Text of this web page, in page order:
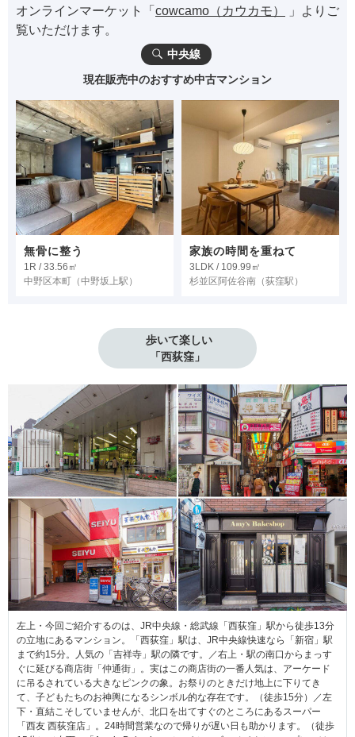
オンラインマーケット「 cowcamo（カウカモ）
」よりご
覧いただけます。
中央線
現在販売中のおすすめ中古マンション
無骨に整う
1R / 33.56㎡
中野区本町 （中野坂上駅）
家族の時間を重ねて
3LDK / 109.99㎡
杉並区阿佐谷南 （荻窪駅）
「西荻窪」
左上・今回ご紹介するのは、JR中央線・総武線「西荻窪」駅から徒歩13分
の立地にあるマンション。「西荻窪」駅は、JR中央線快速なら「新宿」駅
まで約15分。人気の「吉祥寺」駅の隣です。／右上・駅の南口からまっす
ぐに延びる商店街「仲通街」。実はこの商店街の一番人気は、アーケード
に吊るされている大きなピンクの象。お祭りのときだけ地上に下りてき
て、子どもたちのお神輿になるシンボル的な存在です。（徒歩15分）／左
下・直結こそしていませんが、北口を出てすぐのところにあるスーパー
「西友 西荻窪店」。24時間営業なので帰りが遅い日も助かります。（徒歩